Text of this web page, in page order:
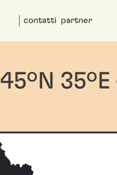
contatti partner
45ºN